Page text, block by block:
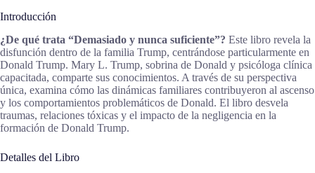
Introducción
¿De qué trata “Demasiado y nunca suficiente”? Este libro revela la
disfunción dentro de la familia Trump, centrándose particularmente en
Donald Trump. Mary L. Trump, sobrina de Donald y psicóloga clínica
capacitada, comparte sus conocimientos. A través de su perspectiva
única, examina cómo las dinámicas familiares contribuyeron al ascenso
y los comportamientos problemáticos de Donald. El libro desvela
traumas, relaciones tóxicas y el impacto de la negligencia en la
formación de Donald Trump.
Detalles del Libro